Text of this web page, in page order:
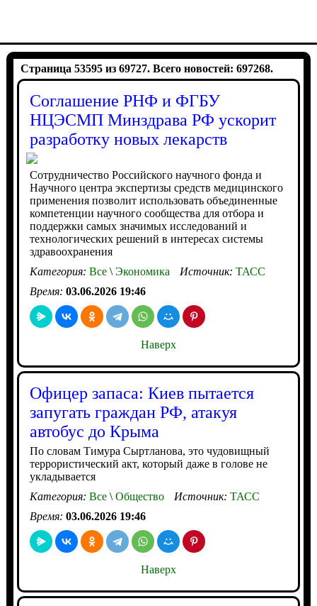
Страница 53595 из 69727. Всего новостей: 697268.
Соглашение РНФ и ФГБУ
НЦЭСМП Минздрава РФ ускорит
разработку новых лекарств
Сотрудничество Российского научного фонда и
Научного центра экспертизы средств медицинского
применения позволит использовать объединенные
компетенции научного сообщества для отбора и
поддержки самых значимых исследований и
технологических решений в интересах системы
здравоохранения
Категория: Все\Экономика Источник: ТАСС
Время: 03.06.2026 19:46
Наверх
Офицер запаса: Киев пытается
запугать граждан РФ, атакуя
автобус до Крыма
По словам Тимура Сыртланова, это чудовищный
террористический акт, который даже в голове не
укладывается
Категория: Все\Общество Источник: ТАСС
Время: 03.06.2026 19:46
Наверх